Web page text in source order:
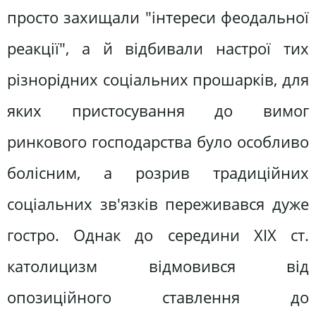
просто захищали "інтереси феодальної
реакції", а й відбивали настрої тих
різнорідних соціальних прошарків, для
яких пристосування до вимог
ринкового господарства було особливо
болісним, а розрив традиційних
соціальних зв'язків переживався дуже
гостро. Однак до середини XIX ст.
католицизм відмовився від
опозиційного ставлення до